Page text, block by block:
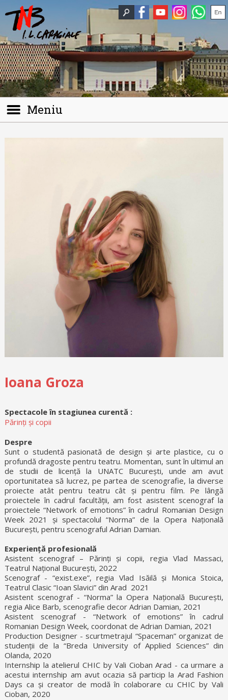
Meniu
Ioana Groza
Spectacole în stagiunea curentă :
Părinți și copii
Despre
Sunt o studentă pasionată de design și arte plastice, cu o
profundă dragoste pentru teatru. Momentan, sunt în ultimul an
de studii de licență la UNATC București, unde am avut
oportunitatea să lucrez, pe partea de scenografie, la diverse
proiecte atât pentru teatru cât și pentru film. Pe lângă
proiectele în cadrul facultății, am fost asistent scenograf la
proiectele “Network of emotions” în cadrul Romanian Design
Week 2021 și spectacolul “Norma” de la Opera Națională
București, pentru scenograful Adrian Damian.
Experiență profesională
Asistent scenograf – Părinți și copii, regia Vlad Massaci,
Teatrul Național București, 2022
Scenograf - “exist.exe”, regia Vlad Isăilă și Monica Stoica,
Teatrul Clasic “Ioan Slavici” din Arad 2021
Asistent scenograf - “Norma” la Opera Națională București,
regia Alice Barb, scenografie decor Adrian Damian, 2021
Asistent scenograf - “Network of emotions” în cadrul
Romanian Design Week, coordonat de Adrian Damian, 2021
Production Designer - scurtmetrajul “Spaceman” organizat de
studenții de la “Breda University of Applied Sciences” din
Olanda, 2020
Internship la atelierul CHIC by Vali Cioban Arad - ca urmare a
acestui internship am avut ocazia să particip la Arad Fashion
Days ca și creator de modă în colaborare cu CHIC by Vali
Cioban, 2020